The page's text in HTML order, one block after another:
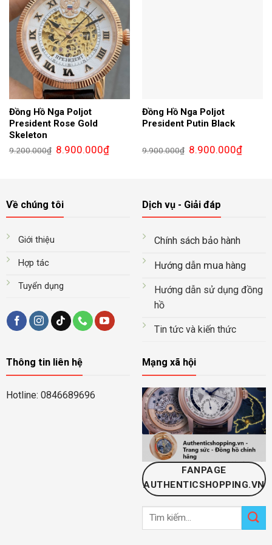
Đồng Hồ Nga Poljot
President Rose Gold
Skeleton
9.200.000₫ Giá
gốc
8.900.000₫Giá
hiện
Đồng Hồ Nga Poljot
President Putin Black
9.900.000₫ Giá
gốc
8.900.000₫Giá
hiện
Về chúng tôi
Giới thiệu
Hợp tác
Tuyển dụng
Dịch vụ - Giải đáp
Chính sách bảo hành
Hướng dẫn muahàng
Hướng dẫn sử dụng đồng
hồ
Tin tức và kiến thức
Thông tin liên hệ
Hotline: 0846689696
Mạng xã hội
FANPAGE
AUTHENTICSHOPPING.VN
Tìm